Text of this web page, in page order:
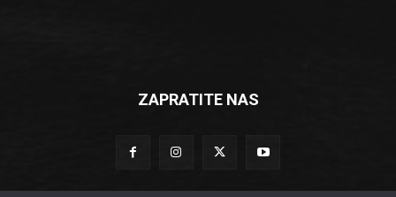
ZAPRATITE NAS